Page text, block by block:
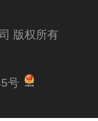
版权所有
号